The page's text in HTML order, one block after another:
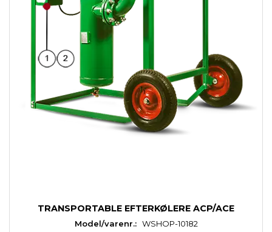
TRANSPORTABLE EFTERKØLERE ACP/ACE
Model/varenr.: WSHOP-10182